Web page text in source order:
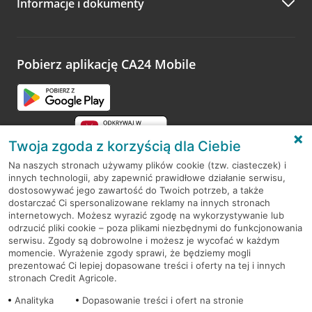
Zachęcamy do podzielenia się z nami opinią o wizycie.
opinie.
Informacje i dokumenty
Pobierz aplikację CA24 Mobile
RODO
Regulamin serwisu
Mapa serwisu
PolitykaCookies
Twoja zgoda z korzyścią dla Ciebie
Na naszych stronach używamy plików cookie (tzw. ciasteczek) i
innych technologii, aby zapewnić prawidłowe działanie serwisu,
dostosowywać jego zawartość do Twoich potrzeb, a także
dostarczać Ci spersonalizowane reklamy na innych stronach
internetowych. Możesz wyrazić zgodę na wykorzystywanie lub
odrzucić pliki cookie – poza plikami niezbędnymi do funkcjonowania
serwisu. Zgody są dobrowolne i możesz je wycofać w każdym
momencie. Wyrażenie zgody sprawi, że będziemy mogli
prezentować Ci lepiej dopasowane treści i oferty na tej i innych
stronach Credit Agricole.
Analityka
Dopasowanie treści i ofert na stronie